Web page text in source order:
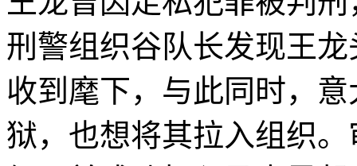
刑警组织谷队长发现王
收到麾下，与此同时，
狱，也想将其拉入组织